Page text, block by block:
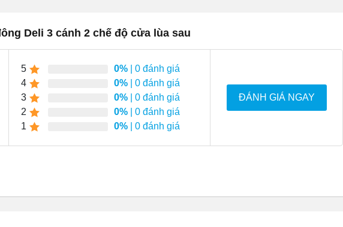
Deli 3 cánh 2 chế độ cửa lùa sau
5 0% | 0 đánh giá
4
0% | 0 đánh giá
3
0% | 0 đánh giá
2
0% | 0 đánh giá
1
0% | 0 đánh giá
ĐÁNH GIÁ NGAY